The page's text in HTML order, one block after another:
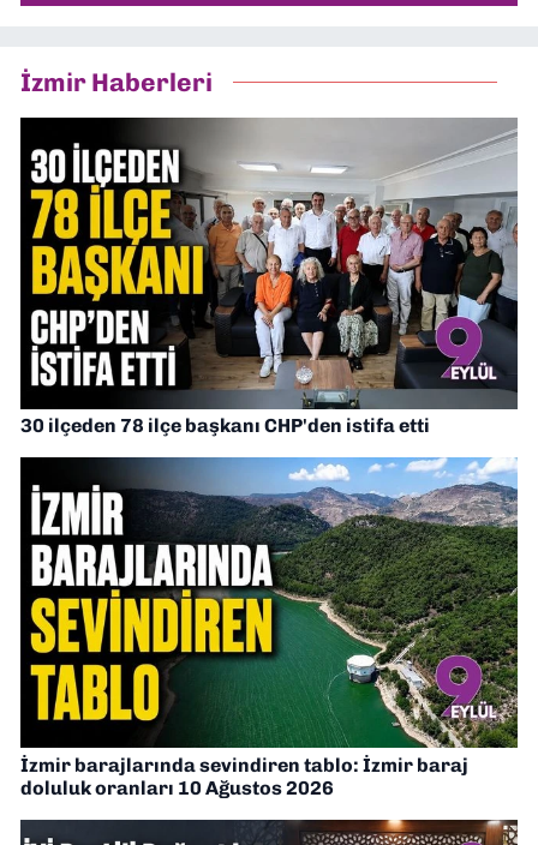
İzmir Haberleri
30 ilçeden 78 ilçe başkanı CHP'den istifa etti
İzmir barajlarında sevindiren tablo: İzmir baraj
doluluk oranları 10 Ağustos 2026